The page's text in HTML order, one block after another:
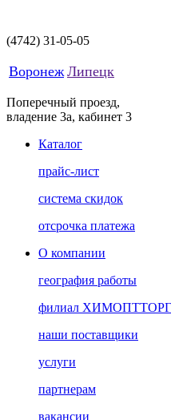
(4742) 31-05-05
Воронеж Липецк
Поперечный проезд,
владение 3а, кабинет 3
Каталог
прайс-лист
система скидок
отсрочка платежа
О компании
география работы
филиал ХИМОПТТОРГ
наши поставщики
услуги
партнерам
вакансии